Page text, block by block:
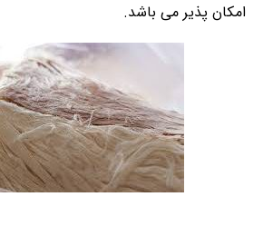
امکان پذیر می باشد.